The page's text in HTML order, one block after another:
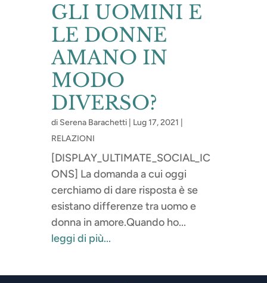
GLI UOMINI E
LE DONNE
AMANO IN
MODO
DIVERSO?
di Serena Barachetti Lug 17, 2021
RELAZIONI
[DISPLAY_ULTIMATE_SOCIAL_IC
ONS] La domanda a cui oggi
cerchiamo di dare risposta è se
esistano differenze tra uomo e
donna in amore.Quando ho...
leggi di più...